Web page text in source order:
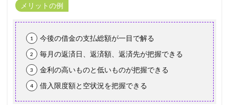
メリットの例
今後の借金の支払総額が一目で解る
毎月の返済日、返済額、返済先が把握できる
金利の高いものと低いものが把握できる
借入限度額と空状況を把握できる